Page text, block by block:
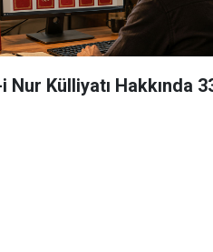
Nur Külliyatı Hakkında